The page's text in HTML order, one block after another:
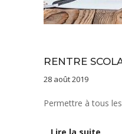
RENTRE
28 août 2019
Permettre à tous les